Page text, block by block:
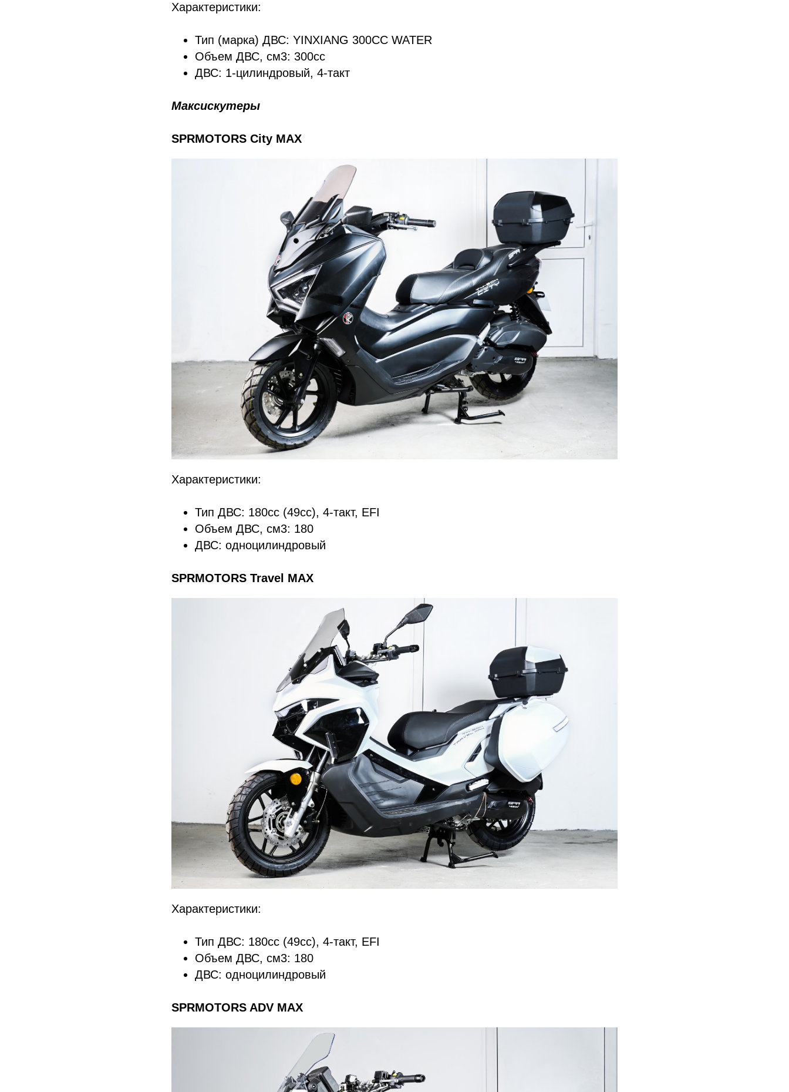
Характеристики:
Тип (марка) ДВС: YINXIANG 300CC WATER
Объем ДВС, см3: 300cc
ДВС: 1-цилиндровый, 4-такт
Максискутеры
SPRMOTORS City MAX
Характеристики:
Тип ДВС: 180cc (49сс), 4-такт, EFI
Объем ДВС, см3: 180
ДВС: одноцилиндровый
SPRMOTORS Travel MAX
Характеристики:
Тип ДВС: 180cc (49сс), 4-такт, EFI
Объем ДВС, см3: 180
ДВС: одноцилиндровый
SPRMOTORS ADV MAX